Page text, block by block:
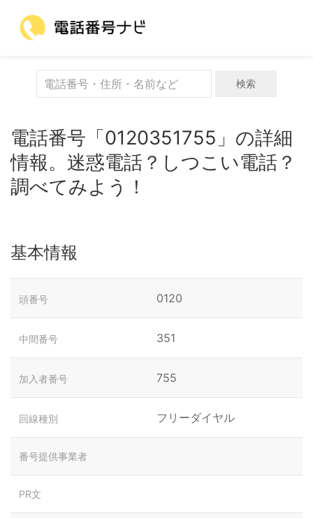
検索
電話番号「0120351755」の詳細
情報。迷惑電話？しつこい電話？
調べてみよう！
基本情報
頭番号 0120
中間番号 351
加入者番号 755
回線種別 フリーダイヤル
番号提供事業者
PR文